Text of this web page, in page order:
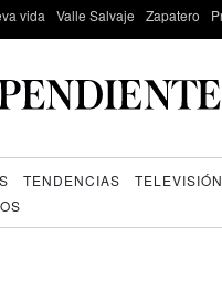
vida Valle Salvaje Zapatero
TENDENCIAS TELEVISIÓN